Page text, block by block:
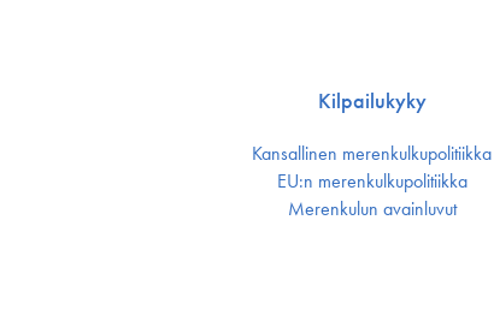
Kilpailukyky
Kansallinen merenkulku­politiikka
EU:n merenkulku­politiikka
Merenkulun avainluvut